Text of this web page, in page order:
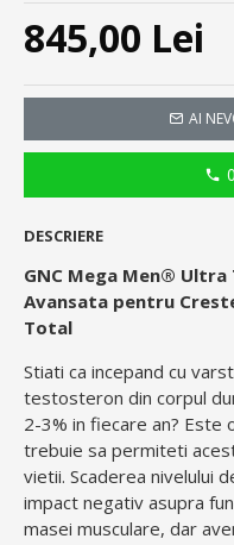
845,00 Lei
AI
DESCRIERE
GNC Mega Men® Ultra
Avansata pentru
Total
Stiati ca incepand cu
testosteron din corpul
2-3% in fiecare an? Este
trebuie sa permiteti
vietii. Scaderea nivelului
impact negativ asupra
masei musculare, dar